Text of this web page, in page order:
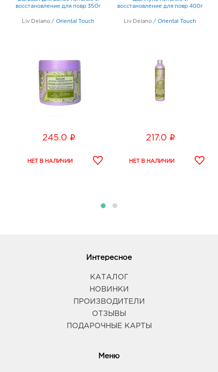
восстановление для повр 350г
Liv Delano / Oriental Touch
245.0 i
восстановление для повр 400г
Liv Delano / Oriental Touch
217.0 i
Интересное
КАТАЛОГ
НОВИНКИ
ПРОИЗВОДИТЕЛИ
ОТЗЫВЫ
ПОДАРОЧНЫЕ КАРТЫ
Меню